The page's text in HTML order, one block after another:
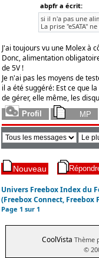
abpfr a écrit:
si il n'a pas une
La prise "eSATA"
J'ai toujours vu une Molex à
Donc, alimentation
de 5V !
Je n'ai pas les moyens de
il a été suggéré: Est ce que
de gérer, elle même, les
Univers Freebox Index du
(Freebox Connect, Freebox
Page1 sur1
CoolVista Thème
©